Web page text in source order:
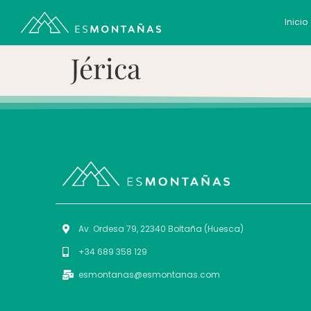
Inicio
Jérica
Av. Ordesa 79, 22340 Boltaña (Huesca)
+34 689 358 129
esmontanas@esmontanas.com